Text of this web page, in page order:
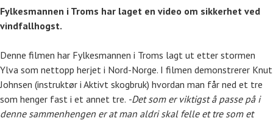
Fylkesmannen i Troms har laget en video om sikkerhet ved
vindfallhogst.
Denne filmen har Fylkesmannen i Troms lagt ut etter stormen
Ylva som nettopp herjet i Nord-Norge. I filmen demonstrerer Knut
Johnsen (instruktør i Aktivt skogbruk) hvordan man får ned et tre
som henger fast i et annet tre. -Det som er viktigst å passe på i
denne sammenhengen er at man aldri skal felle et tre som et